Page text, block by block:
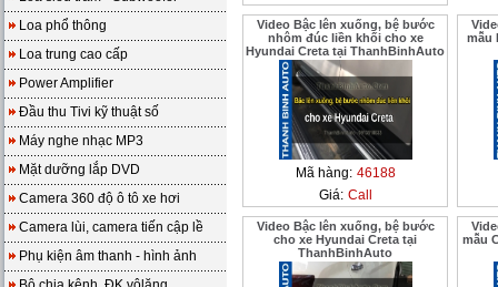
Loa phổ thông
Loa trung cao cấp
Power Amplifier
Đầu thu Tivi kỹ thuật số
Máy nghe nhạc MP3
Mặt dưỡng lắp DVD
Camera 360 độ ô tô xe hơi
Camera lùi, camera tiến cập lề
Phụ kiện âm thanh - hình ảnh
Video Bậc lên xuống, bệ bước
nhôm đúc liền khối cho xe
Hyundai Creta tại ThanhBinhAuto
Mã hàng: 46188
Giá: Call
mẫu
Video Bậc lên xuống, bệ bước
cho xe Hyundai Creta tại
ThanhBinhAuto
mẫu